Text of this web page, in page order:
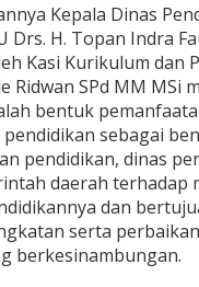
Kepala Dinas
Drs. H. Topan Indra
Kasi Kurikulum dan
Ridwan SPd MM MSi
bentuk
sebagai
pendidikan, dinas
daerah terhadap
dan
serta
berkesinambungan.